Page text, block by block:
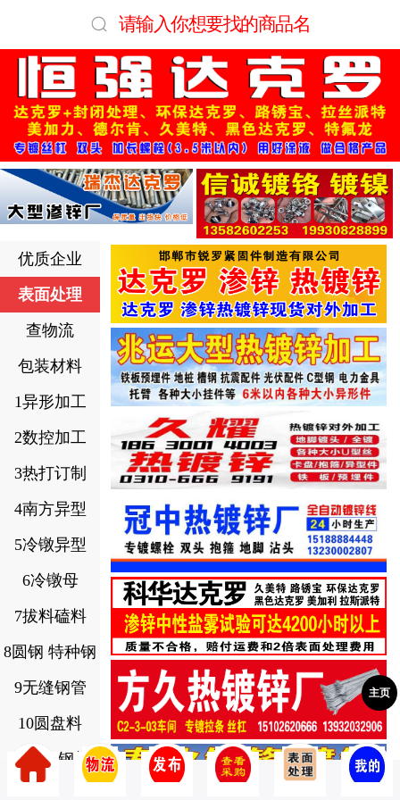
请输入你想要找的商品名
优质企业
表面处理
查物流
包装材料
1异形加工
2数控加工
3热打订制
4南方异型
5冷镦异型
6冷镦母
7拔料磕料
8圆钢 特种钢
9无缝钢管
10圆盘料
11螺纹钢料
主页